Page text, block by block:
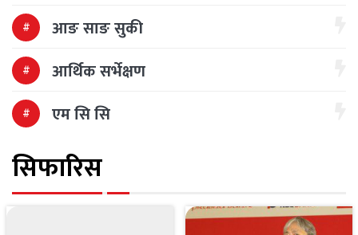
आङ साङ सुकी
आर्थिक सर्भेक्षण
एम सि सि
सिफारिस